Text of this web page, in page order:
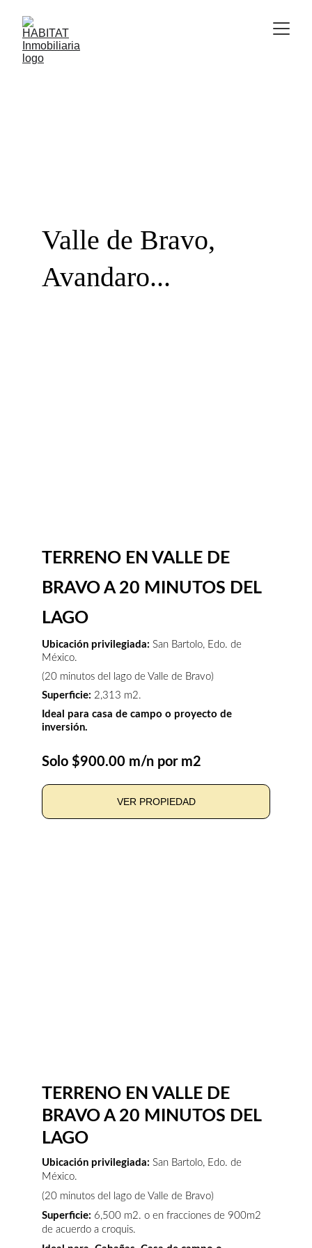
Valle de Bravo,
Avandaro...
TERRENO EN VALLE DE
BRAVO A 20 MINUTOS DEL
LAGO
Ubicación privilegiada: San Bartolo, Edo. de
México.
(20 minutos del lago de Valle de Bravo)
Superficie: 2,313 m2.
Ideal para casa de campo o proyecto de
inversión.
Solo $900.00 m/n por m2
VER PROPIEDAD
TERRENO EN VALLE DE
BRAVO A 20 MINUTOS DEL
LAGO
Ubicación privilegiada: San Bartolo, Edo. de
México.
(20 minutos del lago de Valle de Bravo)
Superficie: 6,500 m2. o en fracciones de 900m2
de acuerdo a croquis.